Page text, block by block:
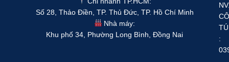
Số 28, Thảo Điền, TP. Thủ Đức, TP. Hồ Chí Minh
Nhà máy:
Khu phố 34, Phường Long Bình, Đồng Nai
TÚ
: